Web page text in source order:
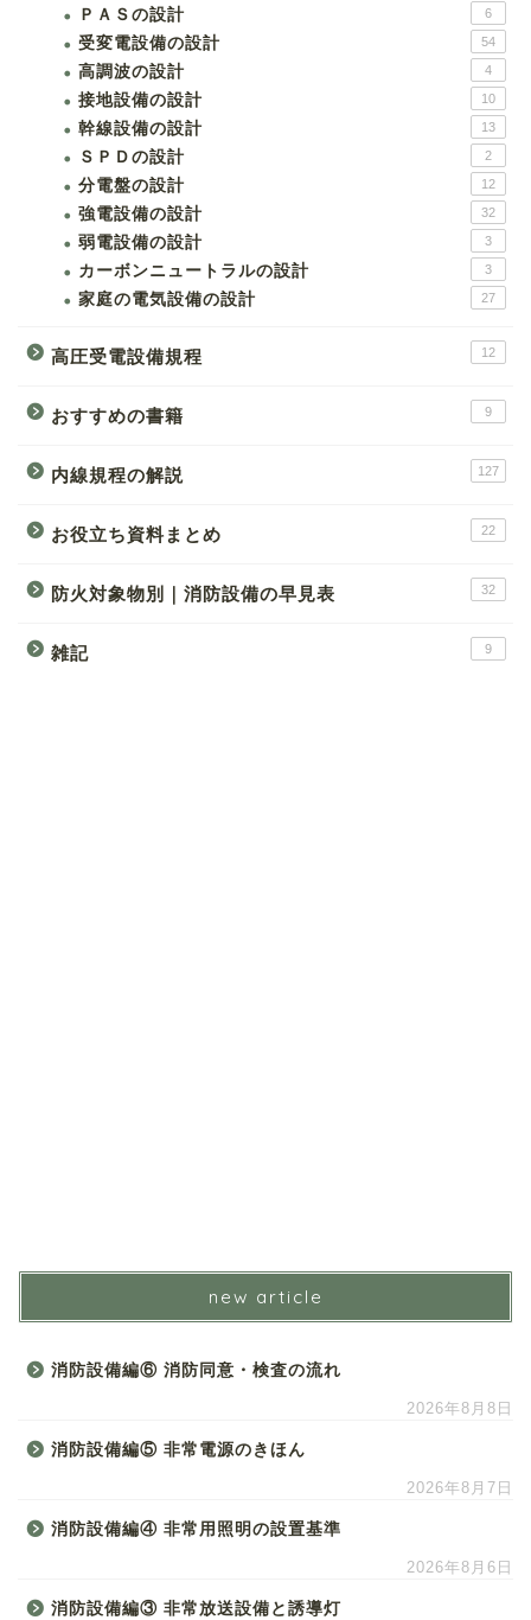
ＰＡＳの設計 6
受変電設備の設計 54
高調波の設計 4
接地設備の設計 10
幹線設備の設計 13
ＳＰＤの設計 2
分電盤の設計 12
強電設備の設計 32
弱電設備の設計 3
カーボンニュートラルの設計 3
家庭の電気設備の設計 27
高圧受電設備規程 12
おすすめの書籍 9
内線規程の解説 127
お役立ち資料まとめ 22
防火対象物別｜消防設備の早見表 32
雑記 9
new article
消防設備編⑥ 消防同意・検査の流れ
2026年8月8日
消防設備編⑤ 非常電源のきほん
2026年8月7日
消防設備編④ 非常用照明の設置基準
2026年8月6日
消防設備編③ 非常放送設備と誘導灯